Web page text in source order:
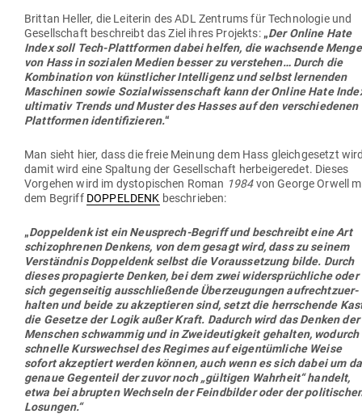
Brittan Heller, die Lei­terin des ADL Zen­trums für Tech­no­logie und
Gesell­schaft beschreibt das Ziel ihres Pro­jekts: „Der Online Hate
Index soll Tech-Platt­formen dabei helfen, die wach­sende Menge
von Hass in sozialen Medien besser zu ver­stehen… Durch die
Kom­bi­nation von künst­licher Intel­ligenz und selbst ler­nenden
Maschinen sowie Sozi­al­wis­sen­schaft kann der Online Hate
ulti­mativ Trends und Muster des Hasses auf den ver­schie­denen
Platt­formen iden­ti­fi­zieren.“
Man sieht hier, dass die freie Meinung dem Hass gleich­ge­setzt
damit wird eine Spaltung der Gesell­schaft her­bei­ge­redet. Dieses
Vor­gehen wird im dys­to­pi­schen Roman 1984von George Orwell
dem Begriff DOP­PELDENK beschrieben:
„Dop­peldenk ist ein Neu­sprech-Begriff und beschreibt eine Art
schi­zo­phrenen Denkens, von dem gesagt wird, dass zu seinem
Ver­ständnis Dop­peldenk selbst die Vor­aus­setzung bilde. Durch
dieses pro­pa­gierte Denken, bei dem zwei wider­sprüch­liche oder
sich gegen­seitig aus­schlie­ßende Über­zeu­gungen auf­recht­zu­er­
halten und beide zu akzep­tieren sind, setzt die herr­schende
die Gesetze der Logik außer Kraft. Dadurch wird das Denken der
Men­schen schwammig und in Zwei­deu­tigkeit gehalten, wodurch
schnelle Kurs­wechsel des Regimes auf eigen­tüm­liche Weise
sofort akzep­tiert werden können, auch wenn es sich dabei um
genaue Gegenteil der zuvor noch „gül­tigen Wahrheit“ handelt,
etwa bei abrupten Wechseln der Feind­bilder oder der
Losungen.“